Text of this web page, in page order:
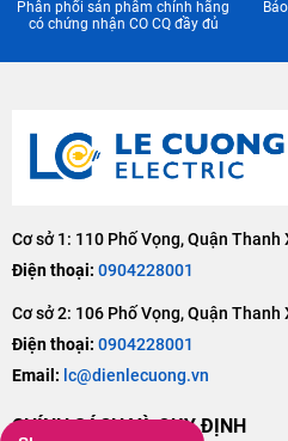
Phân phối sản phẩm chính hãng
có chứng nhận CO CQ đầy đủ
Cơ sở 1: 110 Phố Vọng, Quận Thanh
Điện thoại: 0904228001
Cơ sở 2: 106 Phố Vọng, Quận Thanh
Điện thoại: 0904228001
Email: lc@dienlecuong.vn
CHÍNH SÁCH VÀ QUY ĐỊNH